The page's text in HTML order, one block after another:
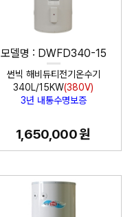
모델명 : DWFD340-15
썬빅 해비듀티전기온수기
340L/15KW(380V)
3년 내통수명보증
1,650,000 원